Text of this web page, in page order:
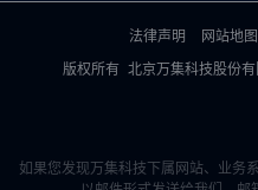
法律声明 网站地图
版权所有 北京万集科技股份有
如果您发现万集科技下属网站、业务